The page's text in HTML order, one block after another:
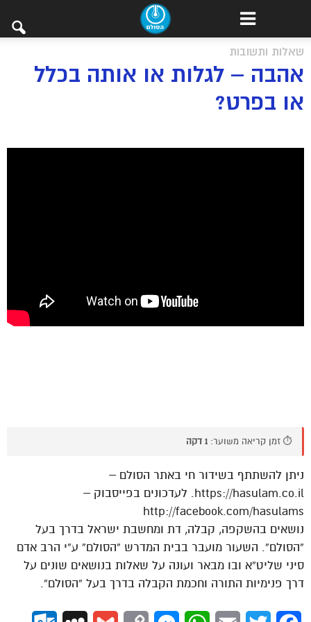
שאלות ותשובות
אהבה – לגלות או אותה בכלל
או בפרט?
⏱️ זמן קריאה משוער: 1 דקה
ניתן להשתתף בשידור חי באתר הסולם –
https://hasulam.co.il. לעדכונים בפייסבוק –
http://facebook.com/hasulams
נושאים בהשקפה, קבלה, דת ומחשבת ישראל בדרך בעל
“הסולם”. השעור מועבר בבית המדרש “הסולם” ע”י הרב אדם
סיני שליט”א ובו מבאר ועונה על שאלות בנושאים שונים על
דרך פנימיות התורה וחכמת הקבלה בדרך בעל “הסולם”.